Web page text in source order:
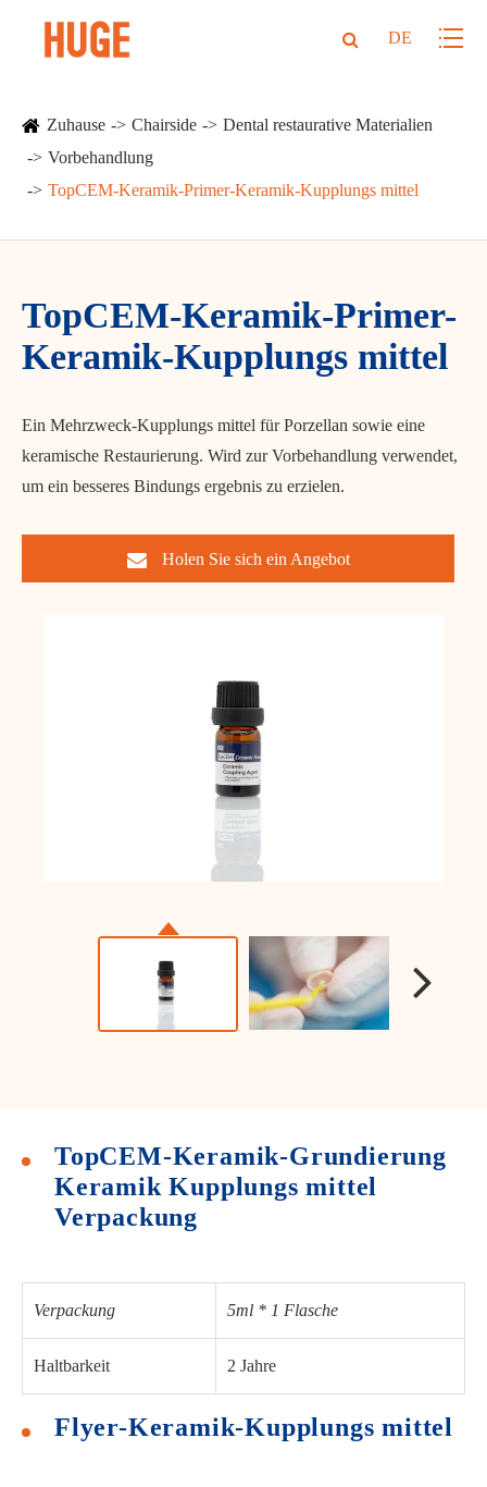
DE
Zuhause Chairside
Dental restaurative Materialien
Vorbehandlung
TopCEM-Keramik-Primer-Keramik-Kupplungs mittel
TopCEM-Keramik-Primer-
Keramik-Kupplungs mittel
Ein Mehrzweck-Kupplungs mittel für Porzellan sowie eine
keramische Restaurierung. Wird zur Vorbehandlung verwendet,
um ein besseres Bindungs ergebnis zu erzielen.
Holen Sie sich ein Angebot
TopCEM-Keramik-Grundierung
Keramik Kupplungs mittel
Verpackung
Verpackung 5ml * 1 Flasche
Haltbarkeit 2 Jahre
Flyer-Keramik-Kupplungs mittel